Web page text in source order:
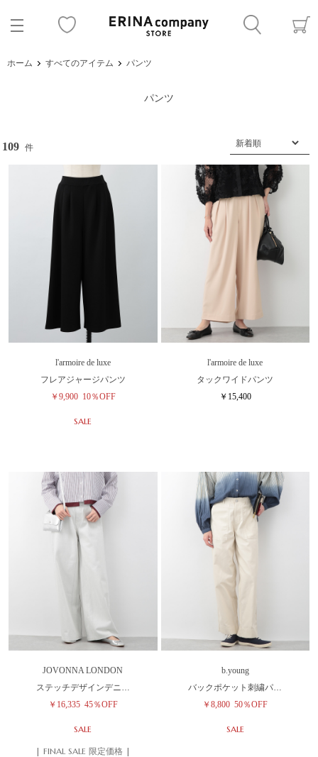
ホーム すべてのアイテム パンツ
パンツ
109 件
l'armoire de luxe
フレアジャージパンツ
￥9,900 10％OFF
SALE
l'armoire de luxe
タックワイドパンツ
￥15,400
JOVONNA LONDON
ステッチデザインデニ…
￥16,335 45％OFF
SALE
| FINAL SALE 限定価格 |
b.young
バックポケット刺繍パ…
￥8,800 50％OFF
SALE